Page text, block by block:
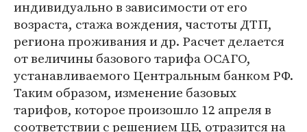
индивидуально в зависимости от его
возраста, стажа вождения, частоты ДТП,
региона проживания и др. Расчет делается
от величины базового тарифа ОСАГО,
устанавливаемого Центральным банком РФ.
Таким образом, изменение базовых
тарифов, которое произошло 12 апреля в
соответствии с решением ЦБ, отразится на